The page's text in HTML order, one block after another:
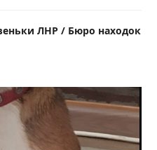
ЛНР / Бюро находок